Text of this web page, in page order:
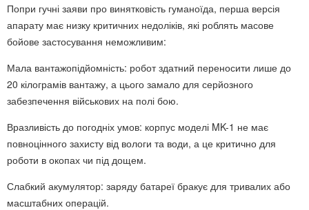
Попри гучні заяви про винятковість гуманоїда, перша версія
апарату має низку критичних недоліків, які роблять масове
бойове застосування неможливим:
Мала вантажопідйомність: робот здатний переносити лише до
20 кілограмів вантажу, а цього замало для серйозного
забезпечення військових на полі бою.
Вразливість до погодніх умов: корпус моделі MK-1 не має
повноцінного захисту від вологи та води, а це критично для
роботи в окопах чи під дощем.
Слабкий акумулятор: заряду батареї бракує для тривалих або
масштабних операцій.